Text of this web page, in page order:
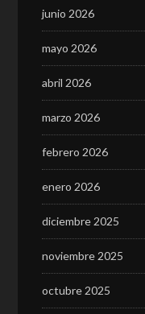
junio 2026
mayo 2026
abril 2026
marzo 2026
febrero 2026
enero 2026
diciembre 2025
noviembre 2025
octubre 2025